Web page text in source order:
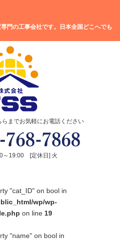
門の工事会社です。日本全国どこへでも
までお気軽にお電話ください
～19:00 [定休日] 火
"cat_ID" on bool in
wp/wp-
on line 19
"name" on bool in